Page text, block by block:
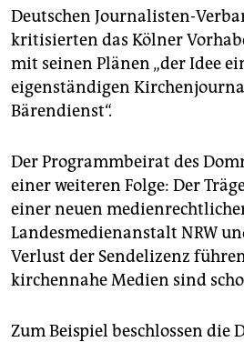
Deutschen Journalisten-
kritisierten das Kölner
mit seinen Plänen „der Idee
eigenständigen
Bärendienst“.
Der Programmbeirat des
einer weiteren Folge: Der
einer neuen
Landesmedienanstalt NRW
Verlust der Sendelizenz
kirchennahe Medien sind
Zum Beispiel beschlossen die